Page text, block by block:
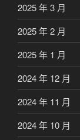
2025 年 3 月
2025 年 2 月
2025 年 1 月
2024 年 12 月
2024 年 11 月
2024 年 10 月